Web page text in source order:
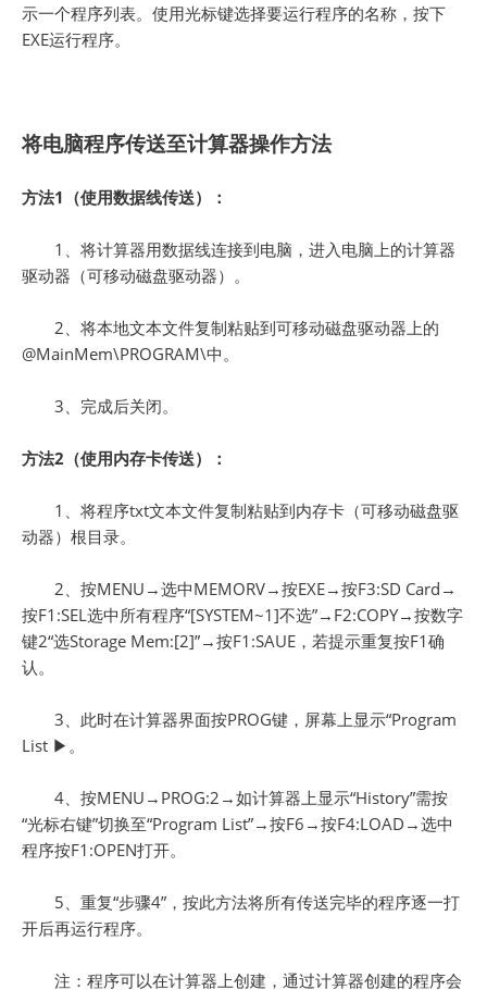
示一个程序列表。使用光标键选择要运行程序的名称，按下
EXE运行程序。
将电脑程序传送至计算器操作方法
方法1（使用数据线传送）：
1、将计算器用数据线连接到电脑，进入电脑上的计算器
驱动器（可移动磁盘驱动器）。
2、将本地文本文件复制粘贴到可移动磁盘驱动器上的
@MainMem\PROGRAM\中。
3、完成后关闭。
方法2（使用内存卡传送）：
1、将程序txt文本文件复制粘贴到内存卡（可移动磁盘驱
动器）根目录。
2、按MENU→选中MEMORV→按EXE→按F3:SD Card→
按F1:SEL选中所有程序“[SYSTEM~1]不选”→F2:COPY→按数字
键2“选Storage Mem:[2]”→按F1:SAUE，若提示重复按F1确
认。
3、此时在计算器界面按PROG键，屏幕上显示“Program
List ▶。
4、按MENU→PROG:2→如计算器上显示“History”需按
“光标右键”切换至“Program List”→按F6→按F4:LOAD→选中
程序按F1:OPEN打开。
5、重复“步骤4”，按此方法将所有传送完毕的程序逐一打
开后再运行程序。
注：程序可以在计算器上创建，通过计算器创建的程序会